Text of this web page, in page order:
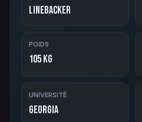
Linebacker
POIDS
105 kg
UNIVERSITÉ
Georgia